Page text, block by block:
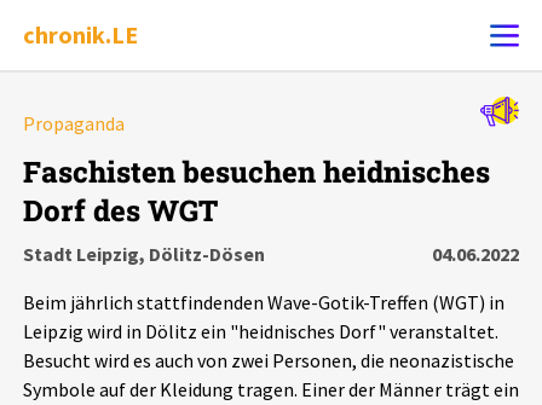
chronik.LE
Chronik
Leipziger Zustände
Propaganda
Faschisten besuchen heidnisches
Dorf des WGT
Stadt Leipzig, Dölitz-Dösen
04.06.2022
Beim jährlich stattfindenden Wave-Gotik-Treffen (WGT) in
Leipzig wird in Dölitz ein "heidnisches Dorf" veranstaltet.
Besucht wird es auch von zwei Personen, die neonazistische
Symbole auf der Kleidung tragen. Einer der Männer trägt ein
Alle Ereignisse
Ereignisse
Ereignisse